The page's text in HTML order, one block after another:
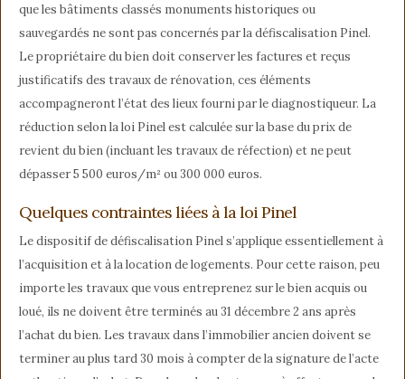
que les bâtiments classés monuments historiques ou
sauvegardés ne sont pas concernés par la défiscalisation Pinel.
Le propriétaire du bien doit conserver les factures et reçus
justificatifs des travaux de rénovation, ces éléments
accompagneront l’état des lieux fourni par le diagnostiqueur. La
réduction selon la loi Pinel est calculée sur la base du prix de
revient du bien (incluant les travaux de réfection) et ne peut
dépasser 5 500 euros/m² ou 300 000 euros.
Quelques contraintes liées à la loi Pinel
Le dispositif de défiscalisation Pinel s’applique essentiellement à
l’acquisition et à la location de logements. Pour cette raison, peu
importe les travaux que vous entreprenez sur le bien acquis ou
loué, ils ne doivent être terminés au 31 décembre 2 ans après
l’achat du bien. Les travaux dans l’immobilier ancien doivent se
terminer au plus tard 30 mois à compter de la signature de l’acte